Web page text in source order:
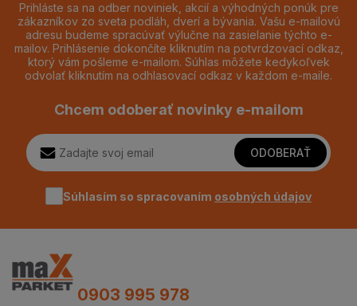
Prihláste sa na odber noviniek, akcií a výhodných ponúk pre
zákazníkov zo sveta podláh, dverí a bývania. Vašu e-mailovú
adresu budeme spracúvať výlučne na zasielanie týchto e-
mailov. Prihlásenie dokončíte kliknutím na potvrdzovací odkaz,
ktorý vám pošleme e-mailom. Súhlas môžete kedykoľvek
odvolať kliknutím na odhlasovací odkaz v každom e-maile.
Chcem odoberať novinky e-mailom
ODOBERAŤ
Súhlasím so spracovaním osobných údajov
0903 995 978